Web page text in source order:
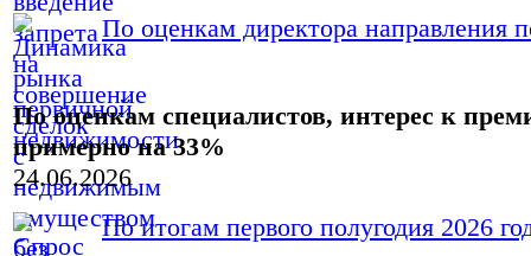
По оценкам директора направления
По оценкам специалистов, интерес к
примерно на 33%
24.06.2026
По итогам первого полугодия 2026